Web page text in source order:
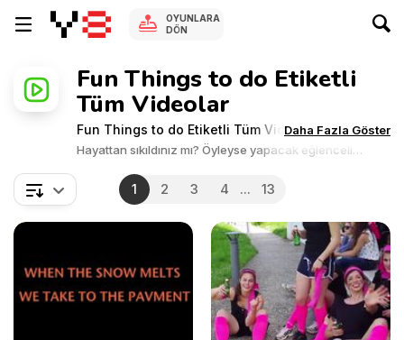
OYUNLARA
DÖN
Fun Things to do Etiketli
Tüm Videolar
Fun Things to do Etiketli Tüm Videolar
Hayattan sıkıldınız mı? Öyleyse yapacak eğlenceli
fikirler alın veya sadece eğlenceli şeyler yapan insanları
izleyerek vakit geçirin. Keyifle izlemeniz için ücretsiz
olarak sunulan ve harika fikirleri gösteren birçok video,
Y8 Games'te.
Daha Fazla Göster
1 2 3 4 ... 13